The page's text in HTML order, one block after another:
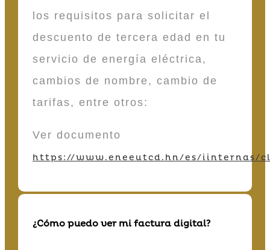
los requisitos para solicitar el
descuento de tercera edad en tu
servicio de energía eléctrica,
cambios de nombre, cambio de
tarifas, entre otros:
Ver documento
https://www.eneeutcd.hn/es/iinternas/
¿Cómo puedo ver mi factura digital?